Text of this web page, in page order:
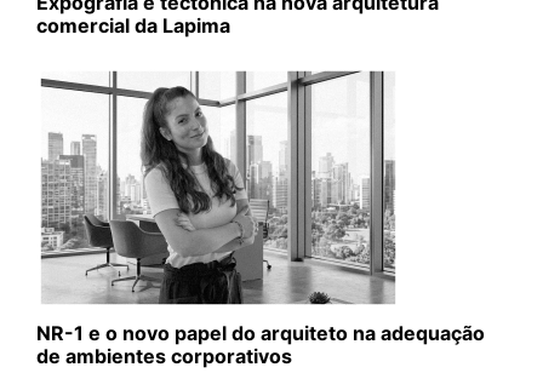
comercial da Lapima
NR-1 e o novo papel do arquiteto na adequação
de ambientes corporativos